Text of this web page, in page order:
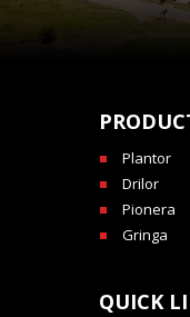
Plantor
Drilor
Pionera
Gringa
QUICK